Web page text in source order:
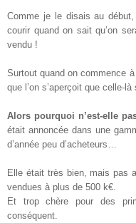
Comme je le disais au
courir quand on sait qu’on
vendu !
Surtout quand on commence
que l’on s’aperçoit que celle-
Alors pourquoi n’est-elle
était annoncée dans une
d’année peu d’acheteurs…
Elle était très bien, mais pas
vendues à plus de 500 k€.
Et trop chère pour des
conséquent.